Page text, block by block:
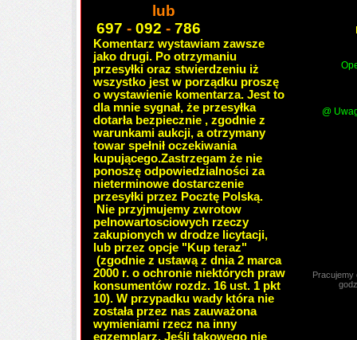
lub
697 - 092 - 786
Komentarz wystawiam zawsze
jako drugi. Po otrzymaniu
przesyłki oraz stwierdzeniu iż
wszystko jest w porządku proszę
o wystawienie komentarza. Jest to
dla mnie sygnał, że przesyłka
dotarła bezpiecznie , zgodnie z
warunkami aukcji, a otrzymany
towar spełnił oczekiwania
kupującego.Zastrzegam że nie
ponoszę odpowiedzialności za
nieterminowe dostarczenie
przesyłki przez Pocztę Polską.
Nie przyjmujemy zwrotow
pelnowartosciowych rzeczy
zakupionych w drodze licytacji,
lub przez opcje "Kup teraz"
(zgodnie z ustawą z dnia 2 marca
2000 r. o ochronie niektórych praw
konsumentów rozdz. 16 ust. 1 pkt
10). W przypadku wady która nie
została przez nas zauważona
wymieniami rzecz na inny
egzemplarz. Jeśli takowego nie
@
Pracujemy